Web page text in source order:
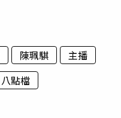
陳珮騏
主播
八點檔